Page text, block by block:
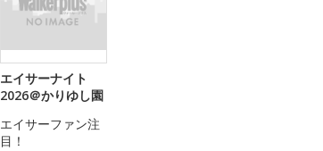
エイサーナイト
2026＠かりゆし園
エイサーファン注
目！